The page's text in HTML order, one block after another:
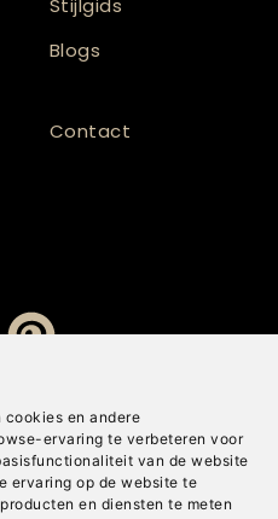
en andere
ervaring te verbeteren voor
van de website
ervaring op de website te
en diensten te meten
Stijlgids
Blogs
Contact